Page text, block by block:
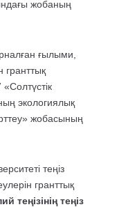
жобаның
ғылыми,
гранттық
экологиялық
жобасының
теңіз
гранттық
теңізінің теңіз